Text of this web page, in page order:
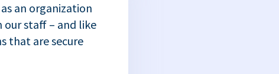
an organization
our staff – and like
that are secure